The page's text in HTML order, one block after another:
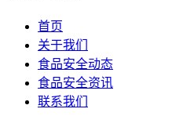
首页
关于我们
食品安全动态
食品安全资讯
联系我们